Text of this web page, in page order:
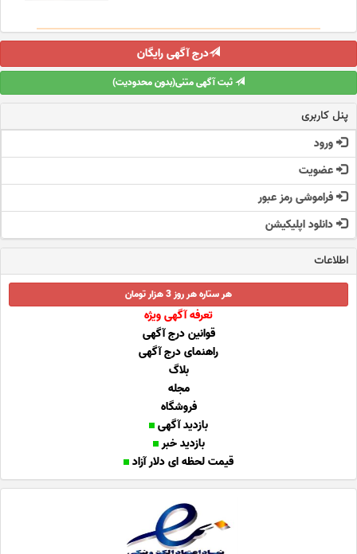
درج آگهی رایگان
ثبت آگهی متنی(بدون محدودیت)
پنل کاربری
ورود
عضویت
فراموشی رمز عبور
دانلود اپلیکیشن
اطلاعات
هر ستاره هر روز 3 هزار تومان
تعرفه آگهی ویژه
قوانین درج آگهی
راهنمای درج آگهی
بلاگ
مجله
فروشگاه
بازدید آگهی
بازدید خبر
قیمت لحظه ای دلار آزاد